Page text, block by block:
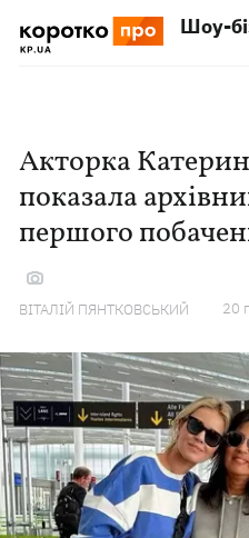
Шоу-
Акторка
показала
першого
ВІТАЛІЙ ПЯНТКОВСЬКИЙ 20